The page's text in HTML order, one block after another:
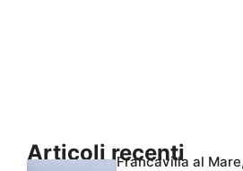
Articoli recenti
Francavilla al